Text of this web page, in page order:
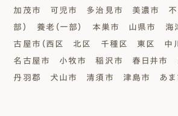
加茂市 可児市 多治見市 美濃市 不
部） 養老（一部） 本巣市 山県市
古屋市（西区 北区 千種区 東区 中
名古屋市 小牧市 稲沢市 春日井市
丹羽郡 犬山市 清須市 津島市 あま